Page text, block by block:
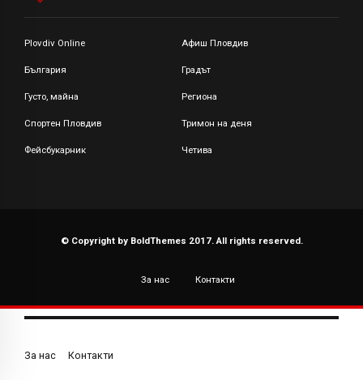
Plovdiv Online Афиш Пловдив
България Градът
Густо, майна Региона
Спортен Пловдив Тримон на деня
Фейсбукарник Четива
© Copyright by BoldThemes 2017. All rights reserved.
За нас Контакти
За нас Контакти